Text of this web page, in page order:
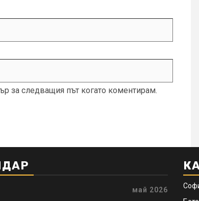
за следващия път когато коментирам.
май 2026